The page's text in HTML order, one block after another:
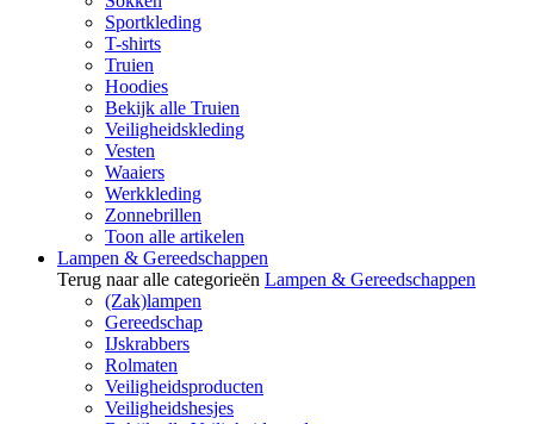
Sportkleding
T-shirts
Truien
Hoodies
Bekijk alle Truien
Veiligheidskleding
Vesten
Waaiers
Werkkleding
Zonnebrillen
Toon alle artikelen
Lampen & Gereedschappen
Terug naar alle categorieën Lampen & Gereedschappen
(Zak)lampen
Gereedschap
IJskrabbers
Rolmaten
Veiligheidsproducten
Veiligheidshesjes